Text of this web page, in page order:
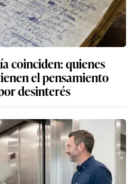
coinciden: quienes
el pensamiento
desinterés